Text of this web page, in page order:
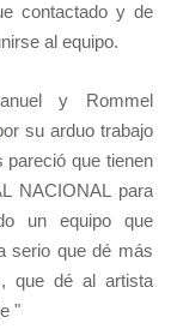
contactado y de
al equipo.
y Rommel
su arduo trabajo
pareció que tienen
NACIONAL para
un equipo que
serio que dé más
que dé al artista
"